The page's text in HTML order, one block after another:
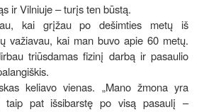
ir Vilniuje – turįs ten būstą.
kai grįžau po dešimties metų iš
važiavau, kai man buvo apie 60 metų.
triūsdamas fizinį darbą ir pasaulio
keliavo vienas. „Mano žmona yra
taip pat išsibarstę po visą pasaulį –